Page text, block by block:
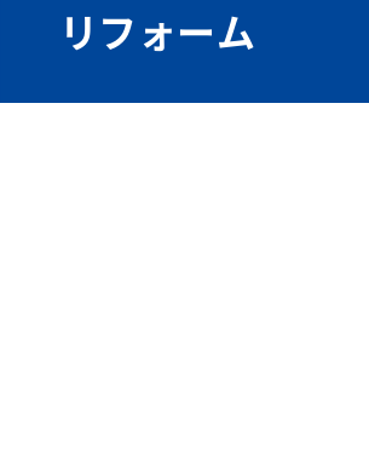
リフォーム